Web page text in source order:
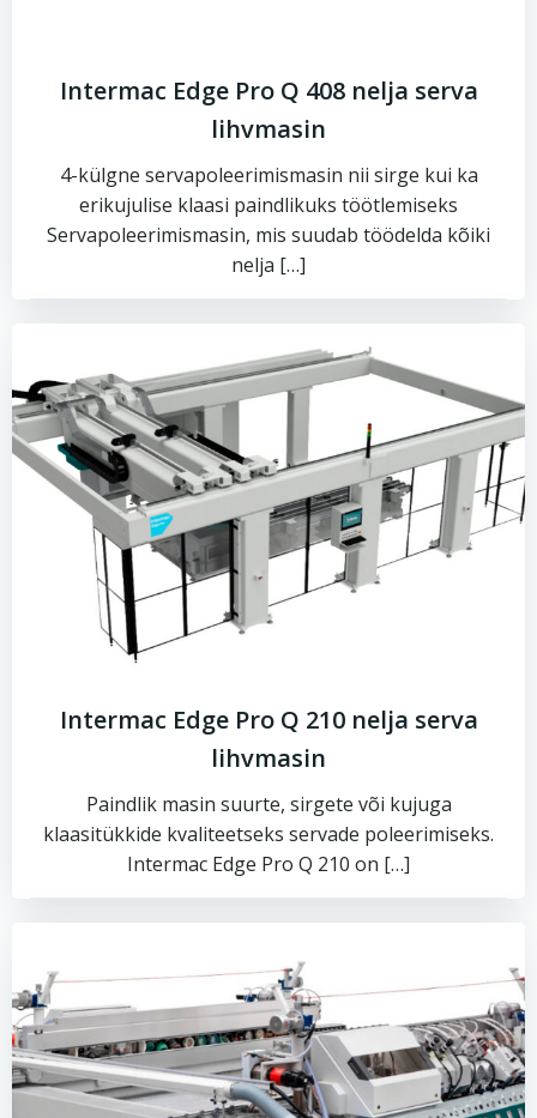
Intermac Edge Pro Q 408 nelja serva
lihvmasin
4-külgne servapoleerimismasin nii sirge kui ka
erikujulise klaasi paindlikuks töötlemiseks
Servapoleerimismasin, mis suudab töödelda kõiki
nelja […]
Intermac Edge Pro Q 210 nelja serva
lihvmasin
Paindlik masin suurte, sirgete või kujuga
klaasitükkide kvaliteetseks servade poleerimiseks.
Intermac Edge Pro Q 210 on […]